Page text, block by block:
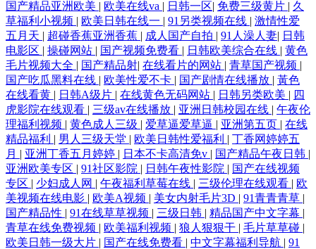
国产精品亚洲欧美 | 欧美在线va | 日韩一区| 免费三级黄片 | 久
草福利小视频 | 欧美日韩在线一 | 91另类视频在线 | 激情性爱
五月天 | 超碰香蕉亚洲香蕉 | 成人国产自拍 | 91人澡人妻| 日韩
电影区 | 操碰网站 | 国产视频免费看 | 日韩欧美综合在线 | 黄色
毛片视频大全 | 国产精品射| 在线看片的网站 | 青草国产视频 |
国产吃瓜黑料在线 | 欧美性爱不卡 | 国产剧情在线播放 | 黃色
在线看黄 | 日韩A级片 | 在线黄色无码网站 | 日韩另类欧美 | 四
虎影院在线观看 | 三级av在线播放 | 亚洲日韩校园在线 | 午夜伦
理福利视频 | 黄色成人三级 | 爱草逼爱草逼 | 亚洲第五页 | 在线
精品福利 | 男人三级天堂 | 欧美日韩性爱福利 | 丁香网婷婷五
月 | 亚洲丁香五月婷婷 | 日本不卡高清免v | 国产精品午夜日韩 |
亚洲欧美专区 | 91社区影院 | 日韩午夜性影院 | 国产在线视频
专区 | 少妇成人网 | 午夜福利草莓在线 | 三级伦理在线观看 | 欧
美视频在线电影 | 欧美A视频 | 美女内射毛片3D | 91青青青草 |
国产精品性 | 91在线草草视频 | 三级日韩 | 精品国产中文字幕 |
青草在线免费视频 | 欧美福利视频 | 狼人狠狠干 | 毛片草草碰 |
欧美日韩一级大片 | 国产在线免费看 | 中文字幕福利导航 | 91